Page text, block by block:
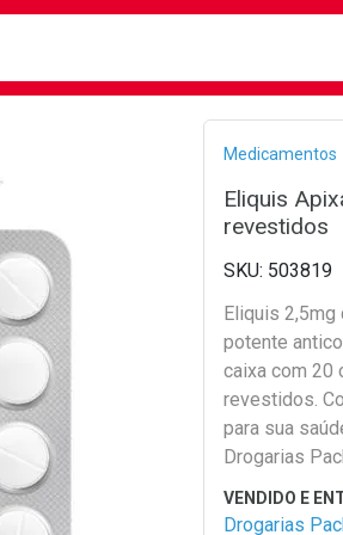
Medicamentos
Eliquis
revestidos
503819
Eliquis 2,5mg
potente
caixa com 20
revestidos.
para sua
Drogarias
Drogarias